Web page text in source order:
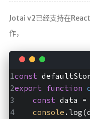
Jotai v2已经支持在
作，
const
export function
const data
console